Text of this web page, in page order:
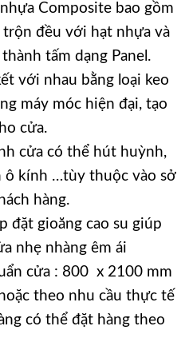
Composite bao gồm
đều với hạt nhựa và
tấm dạng Panel.
với nhau bằng loại keo
máy móc hiện đại, tạo
cửa.
cửa có thể hút huỳnh,
ô kính …tùy thuộc vào sở
hàng.
đặt gioăng cao su giúp
nhẹ nhàng êm ái
cửa : 800 x 2100 mm
theo nhu cầu thực tế
có thể đặt hàng theo